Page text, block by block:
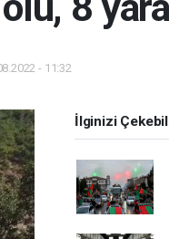
- 11:32
İlginizi